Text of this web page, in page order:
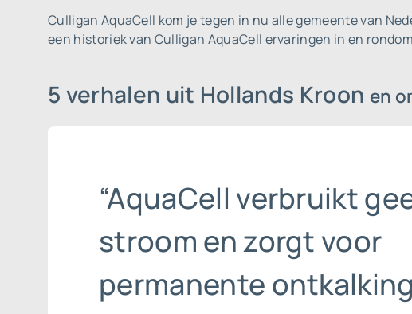
Culligan AquaCell kom je tegen in nu alle gemeente van
een historiek van Culligan AquaCell ervaringen in en
5 verhalen uit Hollands Kroon en
“AquaCell verbruikt
stroom en zorgt voor
permanente